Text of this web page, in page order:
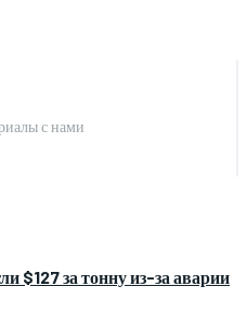
с нами
$127 за тонну из-за аварии